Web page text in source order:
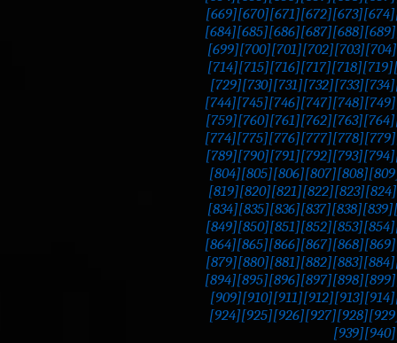
[669][670][671][672][673][674]
[684][685][686][687][688][689]
[699][700][701][702][703][704]
[714][715][716][717][718][719]
[729][730][731][732][733][734]
[744][745][746][747][748][749]
[759][760][761][762][763][764]
[774][775][776][777][778][779]
[789][790][791][792][793][794]
[804][805][806][807][808]
[819][820][821][822][823][824]
[834][835][836][837][838][839]
[849][850][851][852][853][854]
[864][865][866][867][868][869]
[879][880][881][882][883][884]
[894][895][896][897][898][899]
[909][910][911][912][913][914]
[924][925][926][927][928]
[939][940]